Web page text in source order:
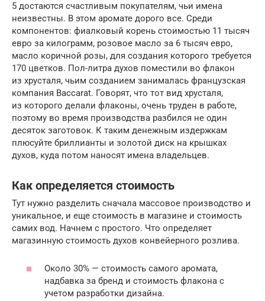
5 достаются счастливым покупателям, чьи имена
неизвестны. В этом аромате дорого все. Среди
компонентов: фиалковый корень стоимостью 11 тысяч
евро за килограмм, розовое масло за 6 тысяч евро,
масло коричной розы, для создания которого требуется
170 цветков. Пол-литра духов поместили во флакон
из хрусталя, чьим созданием занималась французская
компания Baccarat. Говорят, что тот вид хрусталя,
из которого делали флаконы, очень труден в работе,
поэтому во время производства разбился не один
десяток заготовок. К таким денежным издержкам
плюсуйте бриллианты и золотой диск на крышках
духов, куда потом наносят имена владельцев.
Как определяется стоимость
Тут нужно разделить сначала массовое производство и
уникальное, и еще стоимость в магазине и стоимость
самих вод. Начнем с простого. Что определяет
магазинную стоимость духов конвейерного розлива.
Около 30% — стоимость самого аромата,
надбавка за бренд и стоимость флакона с
учетом разработки дизайна.